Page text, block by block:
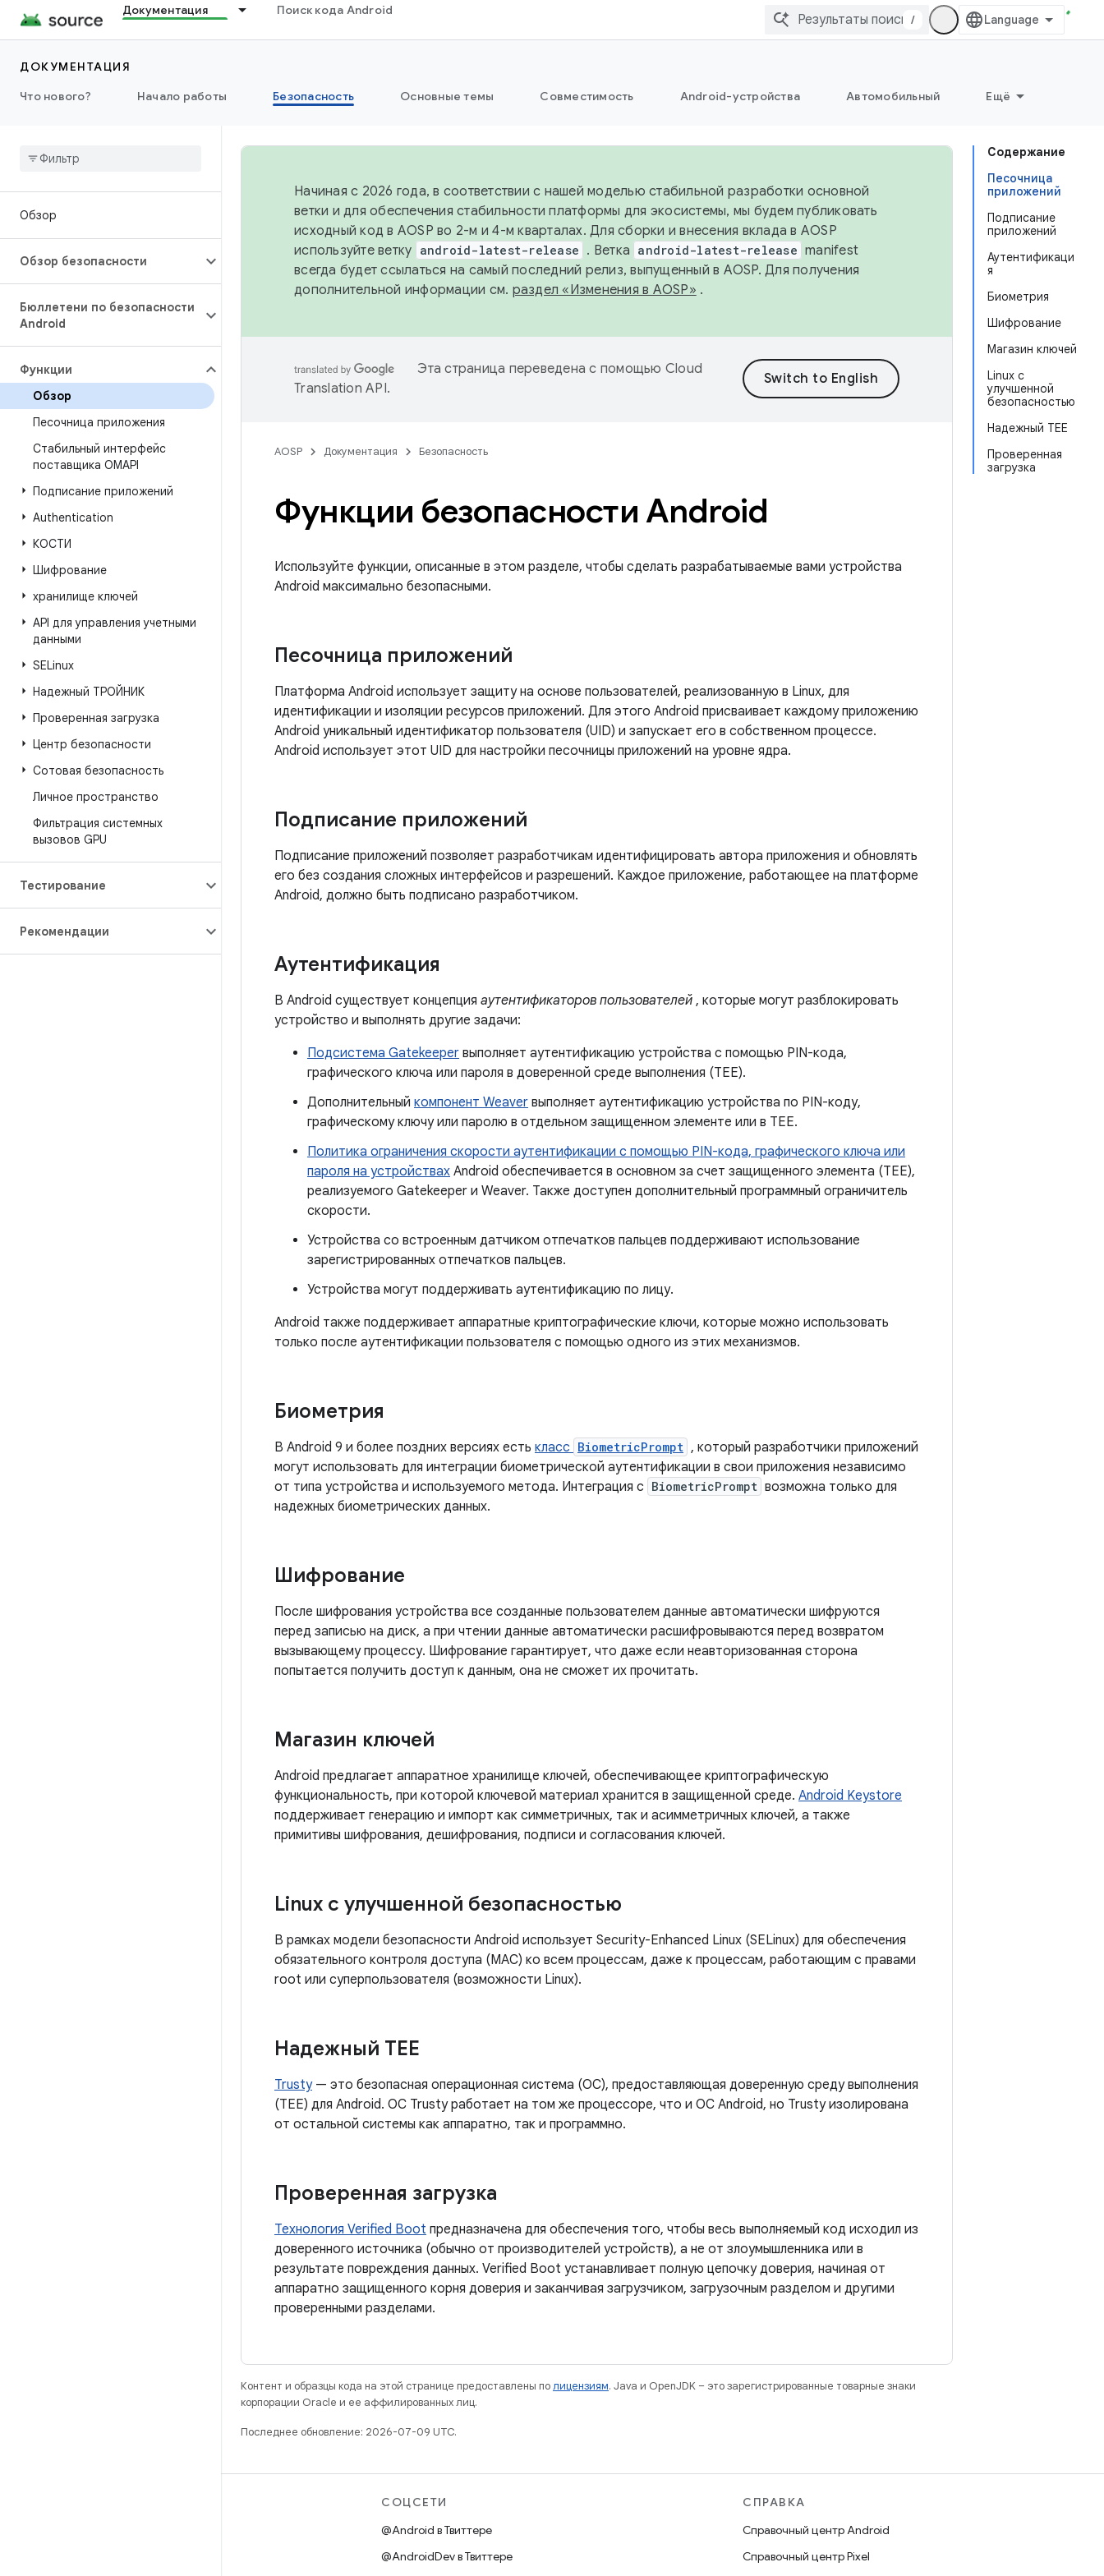
Документация Поиск кода Android
/
ДОКУМЕНТАЦИЯ
Что нового?
Начало работы Безопасность Основные темы Совместимость Android-устройства Автомобильный Ещё
Обзор
Обзор безопасности
Бюллетени по безопасности
Android
Функции
Обзор
Песочница приложения
Стабильный интерфейс
поставщика OMAPI
Подписание приложений
Authentication
КОСТИ
Шифрование
хранилище ключей
API для управления учетными
данными
SELinux
Надежный ТРОЙНИК
Проверенная загрузка
Центр безопасности
Сотовая безопасность
Личное пространство
Фильтрация системных
вызовов GPU
Тестирование
Рекомендации
Содержание
Песочница
приложений
Подписание
приложений
Аутентификаци
я
Биометрия
Шифрование
Магазин ключей
Linux с
улучшенной
безопасностью
Надежный TEE
Проверенная
загрузка
Начиная с 2026 года, в соответствии с нашей моделью стабильной разработки основной
ветки и для обеспечения стабильности платформы для экосистемы, мы будем публиковать
исходный код в AOSP во 2-м и 4-м кварталах. Для сборки и внесения вклада в AOSP
используйте ветку android-latest-release . Ветка android-latest-release manifest
всегда будет ссылаться на самый последний релиз, выпущенный в AOSP. Для получения
дополнительной информации см. раздел «Изменения в AOSP» .
Эта страница переведена с помощью Cloud
Translation API.
AOSP Документация Безопасность
Функции безопасности Android
Используйте функции, описанные в этом разделе, чтобы сделать разрабатываемые вами устройства
Android максимально безопасными.
Песочница приложений
Платформа Android использует защиту на основе пользователей, реализованную в Linux, для
идентификации и изоляции ресурсов приложений. Для этого Android присваивает каждому приложению
Android уникальный идентификатор пользователя (UID) и запускает его в собственном процессе.
Android использует этот UID для настройки песочницы приложений на уровне ядра.
Подписание приложений
Подписание приложений позволяет разработчикам идентифицировать автора приложения и обновлять
его без создания сложных интерфейсов и разрешений. Каждое приложение, работающее на платформе
Android, должно быть подписано разработчиком.
Аутентификация
В Android существует концепция аутентификаторов пользователей , которые могут разблокировать
устройство и выполнять другие задачи:
Подсистема Gatekeeper выполняет аутентификацию устройства с помощью PIN-кода,
графического ключа или пароля в доверенной среде выполнения (TEE).
Дополнительный компонент Weaver выполняет аутентификацию устройства по PIN-коду,
графическому ключу или паролю в отдельном защищенном элементе или в TEE.
Политика ограничения скорости аутентификации с помощью PIN-кода, графического ключа или
пароля на устройствах Android обеспечивается в основном за счет защищенного элемента (TEE),
реализуемого Gatekeeper и Weaver. Также доступен дополнительный программный ограничитель
скорости.
Устройства со встроенным датчиком отпечатков пальцев поддерживают использование
зарегистрированных отпечатков пальцев.
Устройства могут поддерживать аутентификацию по лицу.
Android также поддерживает аппаратные криптографические ключи, которые можно использовать
только после аутентификации пользователя с помощью одного из этих механизмов.
Биометрия
В Android 9 и более поздних версиях есть класс BiometricPrompt , который разработчики приложений
могут использовать для интеграции биометрической аутентификации в свои приложения независимо
от типа устройства и используемого метода. Интеграция с BiometricPrompt возможна только для
надежных биометрических данных.
Шифрование
После шифрования устройства все созданные пользователем данные автоматически шифруются
перед записью на диск, а при чтении данные автоматически расшифровываются перед возвратом
вызывающему процессу. Шифрование гарантирует, что даже если неавторизованная сторона
попытается получить доступ к данным, она не сможет их прочитать.
Магазин ключей
Android предлагает аппаратное хранилище ключей, обеспечивающее криптографическую
функциональность, при которой ключевой материал хранится в защищенной среде. Android Keystore
поддерживает генерацию и импорт как симметричных, так и асимметричных ключей, а также
примитивы шифрования, дешифрования, подписи и согласования ключей.
Linux с улучшенной безопасностью
В рамках модели безопасности Android использует Security-Enhanced Linux (SELinux) для обеспечения
обязательного контроля доступа (MAC) ко всем процессам, даже к процессам, работающим с правами
root или суперпользователя (возможности Linux).
Надежный TEE
Trusty— это безопасная операционная система (ОС), предоставляющая доверенную среду выполнения
(TEE) для Android. ОС Trusty работает на том же процессоре, что и ОС Android, но Trusty изолирована
от остальной системы как аппаратно, так и программно.
Проверенная загрузка
Технология Verified Boot предназначена для обеспечения того, чтобы весь выполняемый код исходил из
доверенного источника (обычно от производителей устройств), а не от злоумышленника или в
результате повреждения данных. Verified Boot устанавливает полную цепочку доверия, начиная от
аппаратно защищенного корня доверия и заканчивая загрузчиком, загрузочным разделом и другими
проверенными разделами.
Контент и образцы кода на этой странице предоставлены полицензиям. Java и OpenJDK – это зарегистрированные товарные знаки
корпорации Oracle и ее аффилированных лиц.
Последнее обновление: 2026-07-09 UTC.
СОЦСЕТИ
@Android в Твиттере
@AndroidDev в Твиттере
СПРАВКА
Справочный центр Android
Справочный центр Pixel